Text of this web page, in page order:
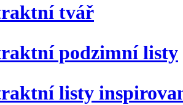
tvář
podzimní listy
listy